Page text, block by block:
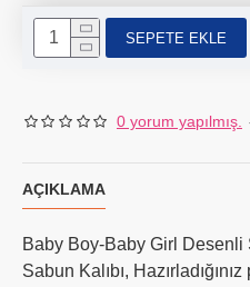
0 yorum yapılmış.
SEPETE EKLE
AÇIKLAMA
Baby Boy-Baby Girl
Sabun Kalıbı,